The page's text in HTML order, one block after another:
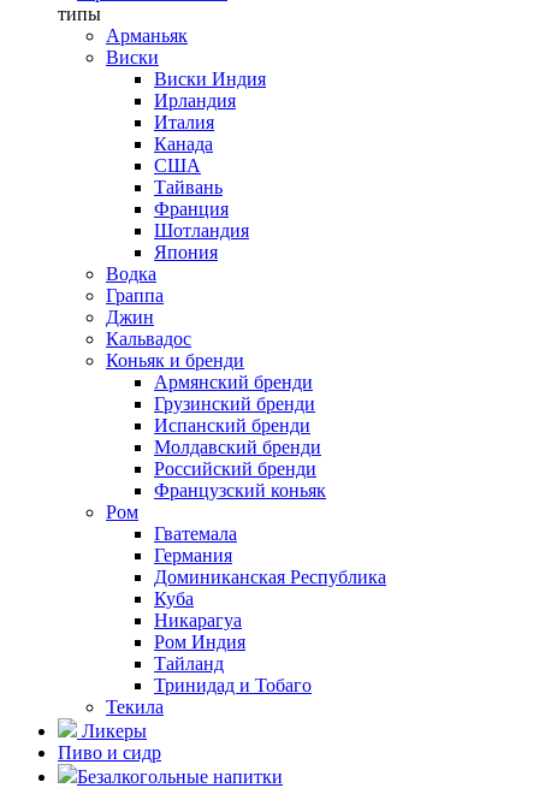
типы
Арманьяк
Виски
Виски Индия
Ирландия
Италия
Канада
США
Тайвань
Франция
Шотландия
Япония
Водка
Граппа
Джин
Кальвадос
Коньяк и бренди
Армянский бренди
Грузинский бренди
Испанский бренди
Молдавский бренди
Российский бренди
Французский коньяк
Ром
Гватемала
Германия
Доминиканская Республика
Куба
Никарагуа
Ром Индия
Тайланд
Тринидад и Тобаго
Текила
Ликеры
Пиво и сидр
Безалкогольные напитки